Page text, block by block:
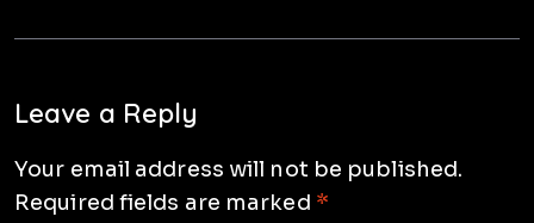
Leave a Reply
Your email address will not be published.
Required fields are marked *